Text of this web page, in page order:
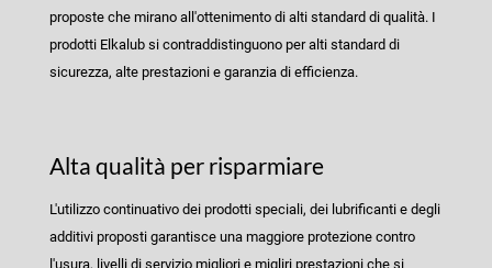
proposte che mirano all'ottenimento di alti standard di qualità. I
prodotti Elkalub si contraddistinguono per alti standard di
sicurezza, alte prestazioni e garanzia di efficienza.
Alta qualità per risparmiare
L'utilizzo continuativo dei prodotti speciali, dei lubrificanti e degli
additivi proposti garantisce una maggiore protezione contro
l'usura, livelli di servizio migliori e migliri prestazioni che si